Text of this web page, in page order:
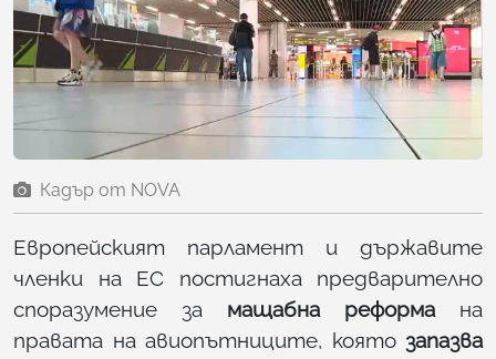
Кадър от NOVA
Европейският парламент и държавите
членки на ЕС постигнаха предварително
споразумение за мащабна реформана
правата на авиопътниците, която запазва